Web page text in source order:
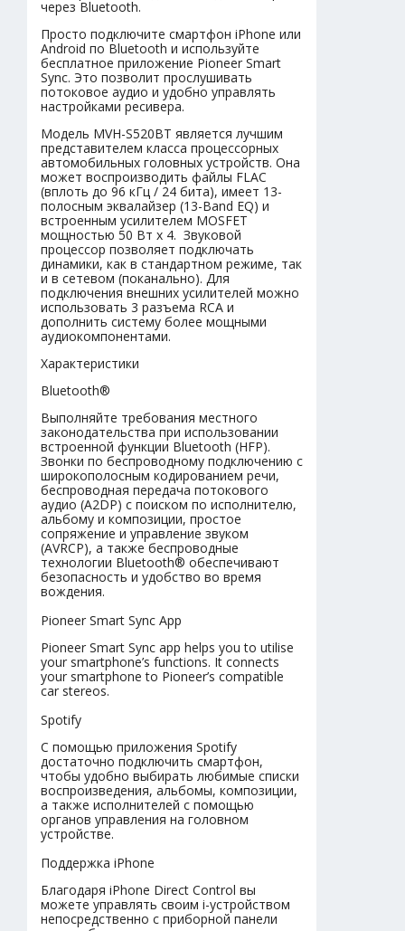
через Bluetooth.
Просто подключите смартфон iPhone или
Android по Bluetooth и используйте
бесплатное приложение Pioneer Smart
Sync. Это позволит прослушивать
потоковое аудио и удобно управлять
настройками ресивера.
Модель MVH-S520BT является лучшим
представителем класса процессорных
автомобильных головных устройств. Она
может воспроизводить файлы FLAC
(вплоть до 96 кГц / 24 бита), имеет 13-
полосным эквалайзер (13-Band EQ) и
встроенным усилителем MOSFET
мощностью 50 Вт x 4. Звуковой
процессор позволяет подключать
динамики, как в стандартном режиме, так
и в сетевом (поканально). Для
подключения внешних усилителей можно
использовать 3 разъема RCA и
дополнить систему более мощными
аудиокомпонентами.
Характеристики
Bluetooth®
Выполняйте требования местного
законодательства при использовании
встроенной функции Bluetooth (HFP).
Звонки по беспроводному подключению с
широкополосным кодированием речи,
беспроводная передача потокового
аудио (A2DP) с поиском по исполнителю,
альбому и композиции, простое
сопряжение и управление звуком
(AVRCP), а также беспроводные
технологии Bluetooth® обеспечивают
безопасность и удобство во время
вождения.
Pioneer Smart Sync App
Pioneer Smart Sync app helps you to utilise
your smartphone’s functions. It connects
your smartphone to Pioneer’s compatible
car stereos.
Spotify
С помощью приложения Spotify
достаточно подключить смартфон,
чтобы удобно выбирать любимые списки
воспроизведения, альбомы, композиции,
а также исполнителей с помощью
органов управления на головном
устройстве.
Поддержка iPhone
Благодаря iPhone Direct Control вы
можете управлять своим i-устройством
непосредственно с приборной панели